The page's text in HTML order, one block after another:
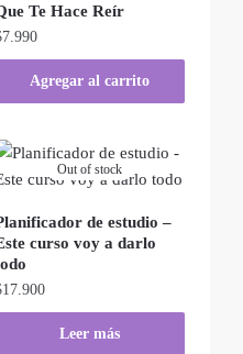
Te Hace Reír
7.990
Agregar al carrito
Out of stock
de estudio –
curso voy a darlo
17.900
Leer más